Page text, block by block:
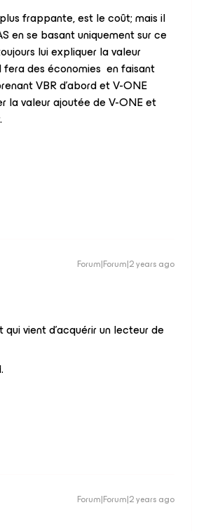
frappante, est le coût; mais il
en se basant uniquement sur ce
lui expliquer la valeur
fera des économies en faisant
VBR d’abord et V-ONE
la valeur ajoutée de V-ONE et
Forum|Forum|2 years ago
vient d’acquérir un lecteur de
Forum|Forum|2 years ago